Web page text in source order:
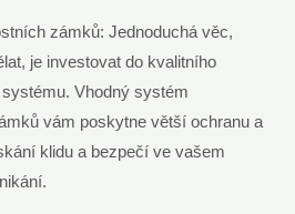
zámků: Jednoduchá věc,
je investovat do kvalitního
Vhodný systém
vám poskytne větší ochranu a
klidu a bezpečí ve vašem